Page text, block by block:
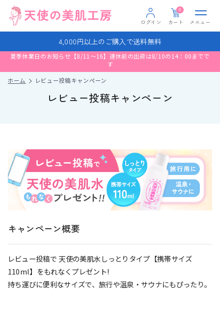
4,000円以上のご購入で送料無料
ログイン
ログイン
新規会員登録
お問い合わせ
0
カート
メニュー
夏季休業日のお知らせ【8/11～16】連休前の出荷は8/10の14：00までで
す
ホーム レビュー投稿キャンペーン
レビュー投稿キャンペーン
キャンペーン概要
レビュー投稿で 天使の美肌水しっとりタイプ【携帯サイズ
110ml】をもれなくプレゼント!
持ち運びに便利なサイズで、旅行や温泉・サウナにもぴったり。